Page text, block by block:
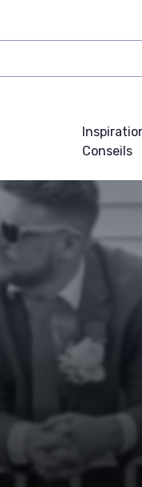
Conseils